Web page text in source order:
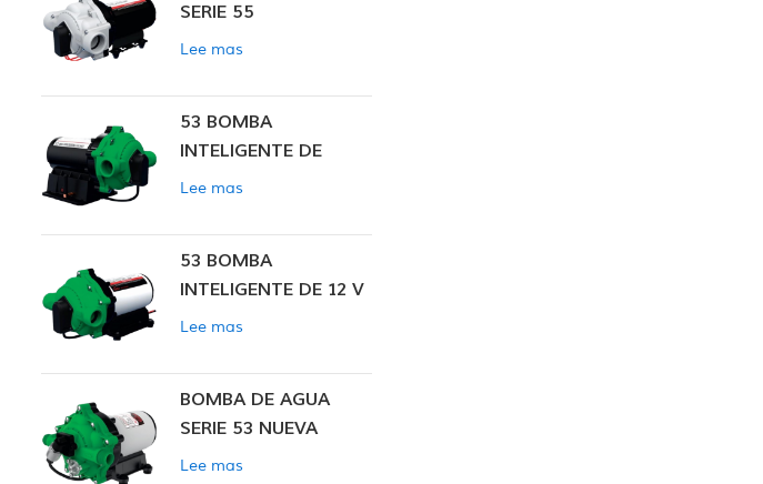
SERIE 55
Lee mas
53 BOMBA
INTELIGENTE DE
PRESIÓN CONSTANTE
Lee mas
53 BOMBA
INTELIGENTE DE 12 V
CC DE PRESIÓN
Lee mas
BOMBA DE AGUA
SERIE 53 NUEVA
Lee mas